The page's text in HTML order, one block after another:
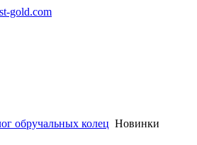
gold.com
обручальных колец Новинки